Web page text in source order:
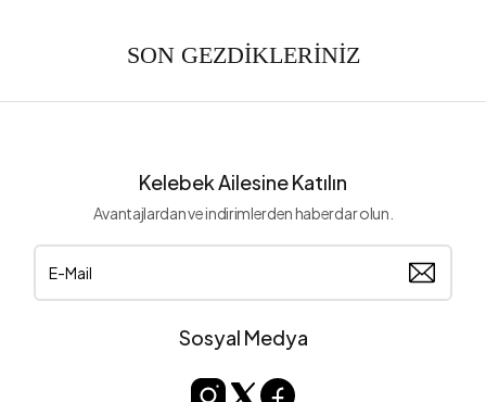
SON GEZDİKLERİNİZ
Kelebek Ailesine Katılın
Avantajlardan ve indirimlerden haberdar olun.
Sosyal Medya